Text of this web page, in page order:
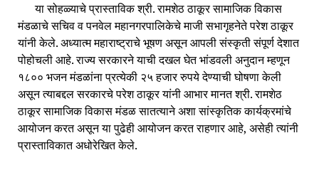
या सोहळ्याचे प्रास्ताविक श्री. रामशेठ ठाकूर सामाजिक विकास
मंडळाचे सचिव व पनवेल महानगरपालिकेचे माजी सभागृहनेते परेश ठाकूर
यांनी केले. अध्यात्म महाराष्ट्राचे भूषण असून आपली संस्कृती संपूर्ण देशात
पोहोचली आहे. राज्य सरकारने याची दखल घेत भांडवली अनुदान म्हणून
१८०० भजन मंडळांना प्रत्येकी २५ हजार रुपये देण्याची घोषणा केली
असून त्याबद्दल सरकारचे परेश ठाकूर यांनी आभार मानत श्री. रामशेठ
ठाकूर सामाजिक विकास मंडळ सातत्याने अशा सांस्कृतिक कार्यक्रमांचे
आयोजन करत असून या पुढेही आयोजन करत राहणार आहे, असेही त्यांनी
प्रास्ताविकात अधोरेखित केले.